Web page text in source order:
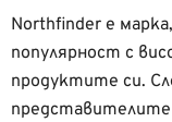
Northfinder е
популярност с
продуктите си.